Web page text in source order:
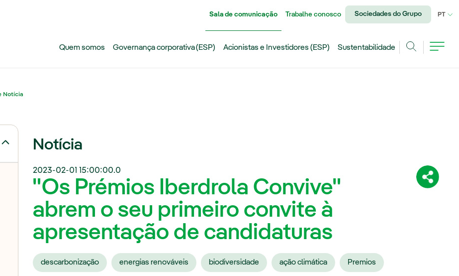
Sala de comunicação Trabalhe conosco Sociedades do Grupo PT
Quem somos Governança corporativa (ESP) Acionistas e Investidores (ESP)
Sustentabilidade
Notícia
Notícia
2023-02-01 15:00:00.0
"Os Prémios Iberdrola Convive"
abrem o seu primeiro convite à
apresentação de candidaturas
descarbonização energias renováveis biodiversidade ação climática Premios